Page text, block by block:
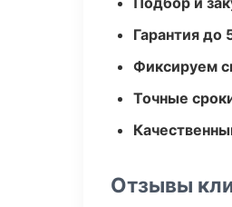
Гарантия до
Фиксируем
Точные
Отзывы